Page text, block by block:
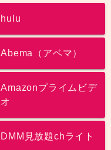
hulu
Abema（アベマ）
Amazonプライムビデ
オ
DMM見放題chライト